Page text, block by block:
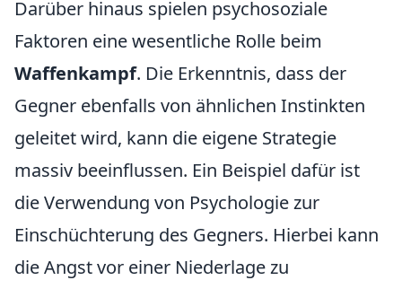
Darüber hinaus spielen psychosoziale
Faktoren eine wesentliche Rolle beim
Waffenkampf. Die Erkenntnis, dass der
Gegner ebenfalls von ähnlichen Instinkten
geleitet wird, kann die eigene Strategie
massiv beeinflussen. Ein Beispiel dafür ist
die Verwendung von Psychologie zur
Einschüchterung des Gegners. Hierbei kann
die Angst vor einer Niederlage zu